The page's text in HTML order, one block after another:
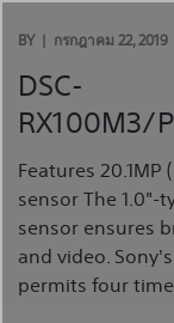
BY กรกฎาคม 22, 2019
DSC-
RX100M3/
Features 20.1MP
sensor The 1.0"-
sensor ensures
and video.
permits four